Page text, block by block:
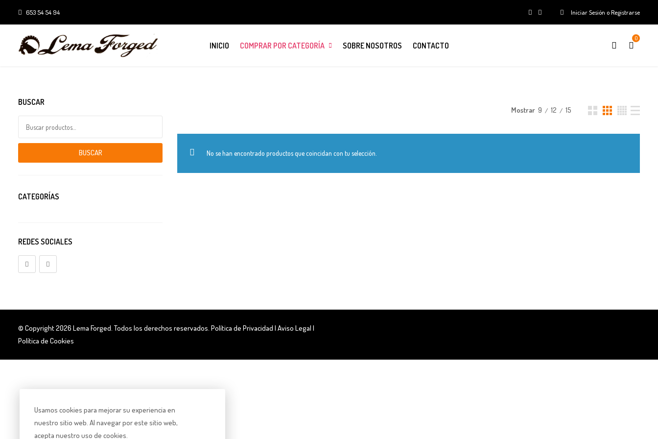
653 54 54 94 Iniciar Sesión o Registrarse
INICIO COMPRAR POR CATEGORÍA SOBRE NOSOTROS CONTACTO
0
Mostrar 9 12 15
No se han encontrado productos que coincidan con tu selección.
BUSCAR
BUSCAR
CATEGORÍAS
Bombas Tdi
Inyectores Tdi
Montero/Pajero
TDI
Embragues
REDES SOCIALES
© Copyright 2026 Lema Forged. Todos los derechos reservados. Política de Privacidad | Aviso Legal |
Política de Cookies
Usamos cookies para mejorar su experiencia en
nuestro sitio web. Al navegar por este sitio web,
acepta nuestro uso de cookies.